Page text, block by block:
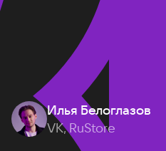
Илья Белоглазов
VK, RuStore